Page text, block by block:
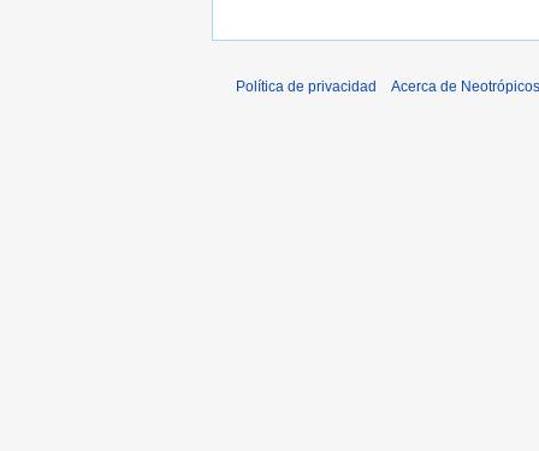
Política de privacidad Acerca de Neotrópicos